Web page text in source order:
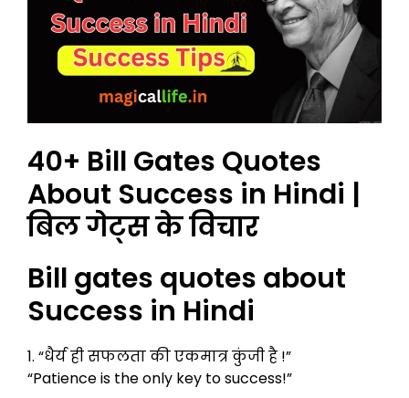
40+ Bill Gates Quotes
About Success in Hindi |
बिल गेट्स के विचार
Bill gates quotes about
Success in Hindi
1. “धैर्य ही सफलता की एकमात्र कुंजी है !”
“Patience is the only key to success!”